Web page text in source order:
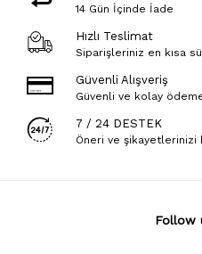
14 Gün İçinde İade
Hızlı Teslimat
Siparişleriniz en kısa
Güvenli Alışveriş
Güvenli ve kolay
7 / 24 DESTEK
Öneri ve
Follow